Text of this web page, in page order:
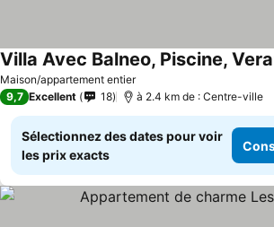
Maison/appartement entier
Villa Avec Balneo, Piscine,
9,7 Excellent 18 à 2.4 km de : Centre-ville
Sélectionnez des dates pour voir
les prix exacts